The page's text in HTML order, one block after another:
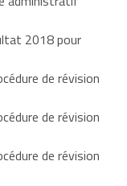
2018 pour
de révision
de révision
de révision